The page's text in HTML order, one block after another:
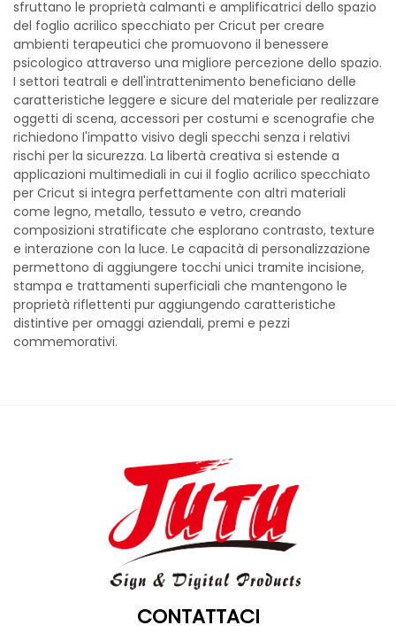
sfruttano le proprietà calmanti e amplificatrici dello spazio
del foglio acrilico specchiato per Cricut per creare
ambienti terapeutici che promuovono il benessere
psicologico attraverso una migliore percezione dello spazio.
I settori teatrali e dell'intrattenimento beneficiano delle
caratteristiche leggere e sicure del materiale per realizzare
oggetti di scena, accessori per costumi e scenografie che
richiedono l'impatto visivo degli specchi senza i relativi
rischi per la sicurezza. La libertà creativa si estende a
applicazioni multimediali in cui il foglio acrilico specchiato
per Cricut si integra perfettamente con altri materiali
come legno, metallo, tessuto e vetro, creando
composizioni stratificate che esplorano contrasto, texture
e interazione con la luce. Le capacità di personalizzazione
permettono di aggiungere tocchi unici tramite incisione,
stampa e trattamenti superficiali che mantengono le
proprietà riflettenti pur aggiungendo caratteristiche
distintive per omaggi aziendali, premi e pezzi
commemorativi.
CONTATTACI